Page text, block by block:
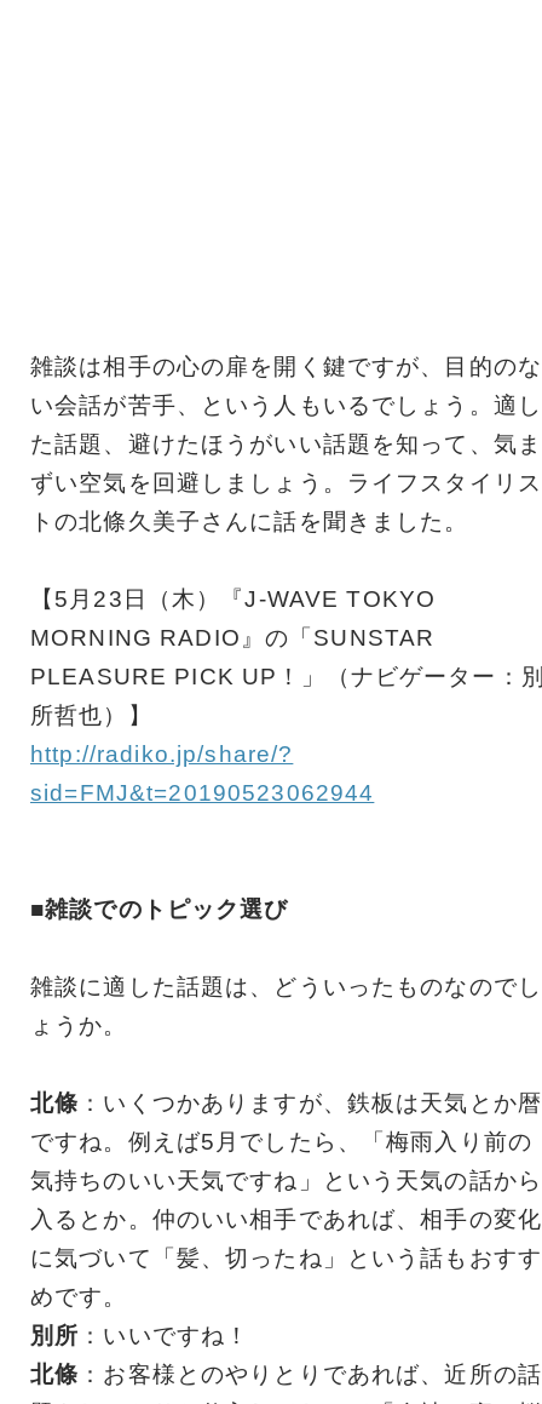
雑談は相手の心の扉を開く鍵ですが、目的のな
い会話が苦手、という人もいるでしょう。適し
た話題、避けたほうがいい話題を知って、気ま
ずい空気を回避しましょう。ライフスタイリス
トの北條久美子さんに話を聞きました。
【5月23日（木）『J-WAVE TOKYO
MORNING RADIO』の「SUNSTAR
PLEASURE PICK UP！」（ナビゲーター：
所哲也）】
http://radiko.jp/share/?
sid=FMJ&t=20190523062944
■雑談でのトピック選び
雑談に適した話題は、どういったものなのでし
ょうか。
北條 ：いくつかありますが、鉄板は天気とか暦
ですね。例えば5月でしたら、「梅雨入り前の
気持ちのいい天気ですね」という天気の話から
入るとか。仲のいい相手であれば、相手の変化
に気づいて「髪、切ったね」という話もおすす
めです。
別所 ：いいですね！
北條 ：お客様とのやりとりであれば、近所の話